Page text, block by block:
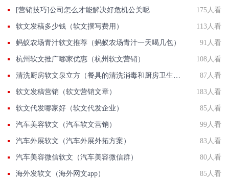
[营销技巧]公司怎么才能解决好危机公关呢 175人看
软文发稿多少钱（软文撰写费用） 113人看
蚂蚁农场青汁软文推荐（蚂蚁农场青汁一天喝几包） 91人看
杭州软文推广哪家优惠（杭州软文营销） 108人看
清洗厨房软文泉立方（餐具的清洗消毒和厨房卫生清洁） 87人看
软文发稿营销（软文营销文章） 183人看
软文代发哪家好（软文代发企业） 85人看
汽车美容软文（汽车软文营销） 99人看
汽车外展软文（汽车外展外拓方案） 83人看
汽车美容微信软文（汽车美容微信群） 80人看
海外发软文（海外网文app） 85人看